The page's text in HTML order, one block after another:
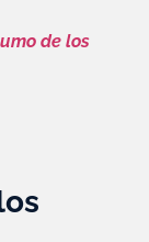
de los